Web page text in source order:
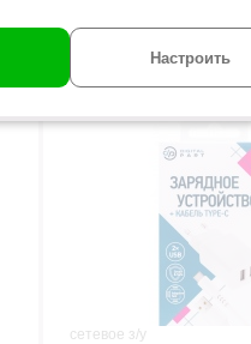
сетевое з/у
Настроить